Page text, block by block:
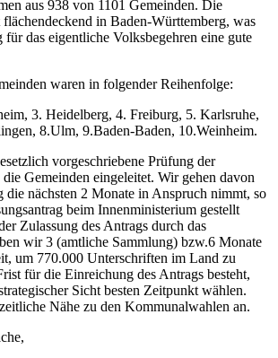
aus 938 von 1101 Gemeinden. Die
in Baden-Württemberg, was
das eigentliche Volksbegehren eine gute
waren in folgender Reihenfolge:
3. Heidelberg, 4. Freiburg, 5. Karlsruhe,
8.Ulm, 9.Baden-Baden, 10.Weinheim.
vorgeschriebene Prüfung der
Gemeinden eingeleitet. Wir gehen davon
die nächsten 2 Monate in Anspruch nimmt, so
beim Innenministerium gestellt
Zulassung des Antrags durch das
wir 3 (amtliche Sammlung) bzw.6 Monate
um 770.000 Unterschriften im Land zu
für die Einreichung des Antrags besteht,
Sicht besten Zeitpunkt wählen.
Nähe zu den Kommunalwahlen an.